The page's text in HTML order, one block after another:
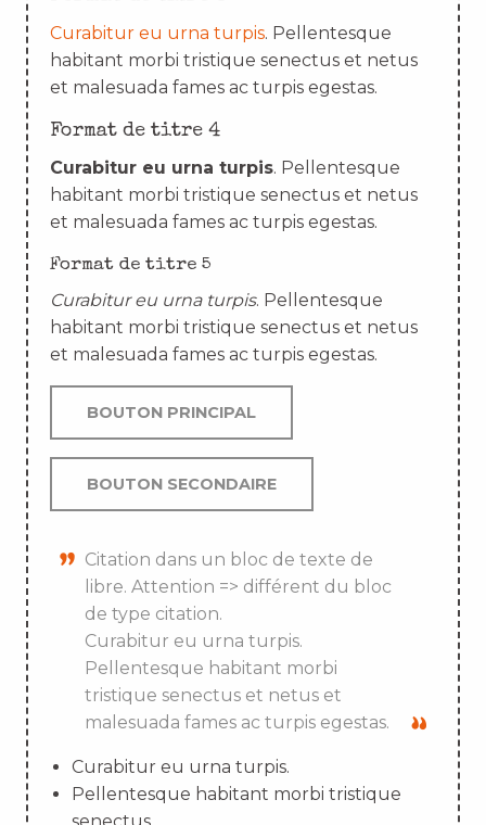
Curabitur eu urna turpis. Pellentesque
habitant morbi tristique senectus et netus
et malesuada fames ac turpis egestas.
Format de titre 4
Curabitur eu urna turpis. Pellentesque
habitant morbi tristique senectus et netus
et malesuada fames ac turpis egestas.
Format de titre 5
Curabitur eu urna turpis. Pellentesque
habitant morbi tristique senectus et netus
et malesuada fames ac turpis egestas.
BOUTON PRINCIPAL
BOUTON SECONDAIRE
Citation dans un bloc de texte de
libre. Attention => différent du bloc
de type citation.
Curabitur eu urna turpis.
Pellentesque habitant morbi
tristique senectus et netus et
malesuada fames ac turpis egestas.
Curabitur eu urna turpis.
Pellentesque habitant morbi tristique